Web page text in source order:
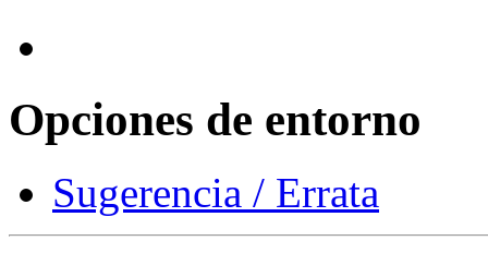
Opciones de entorno
Sugerencia / Errata